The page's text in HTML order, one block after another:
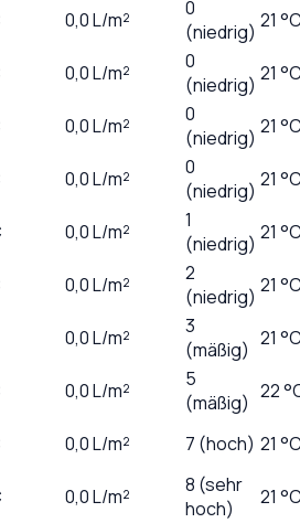
0,0L/m²
0
(niedrig) 21
0,0L/m²
0
(niedrig) 21
0,0L/m²
0
(niedrig) 21
0,0L/m²
0
(niedrig) 21
0,0L/m²
1
(niedrig) 21
0,0L/m²
2
(niedrig) 21
0,0L/m²
3
(mäßig) 21
0,0L/m²
5
(mäßig) 22
0,0L/m² 7 (hoch) 21
0,0L/m²
8 (sehr
hoch)
21